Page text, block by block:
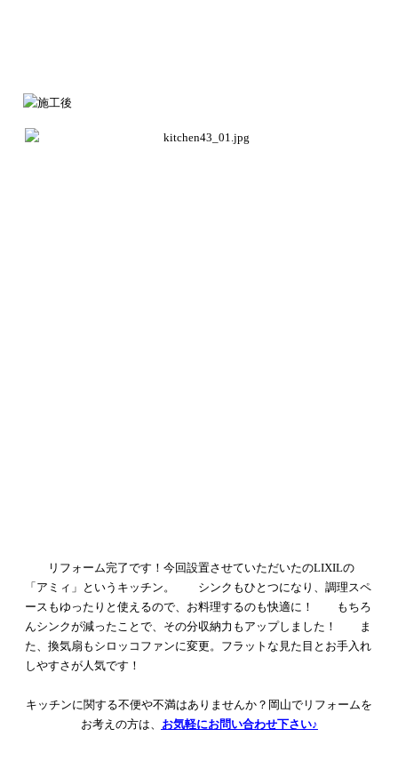
リフォーム完了です！今回設置させていただいたのLIXILの
「アミィ」というキッチン。
シンクもひとつになり、調理スペ
ースもゆったりと使えるので、お料理するのも快適に！
もちろ
んシンクが減ったことで、その分収納力もアップしました！
ま
た、換気扇もシロッコファンに変更。フラットな見た目とお手入れ
しやすさが人気です！
キッチンに関する不便や不満はありませんか？ 岡山でリフォームを
お考えの方は、 お気軽にお問い合わせ下さい♪